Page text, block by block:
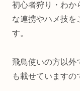
初心者狩り・わか
な連携やハメ技を
す。
飛鳥使いの方以外
も載せていますの